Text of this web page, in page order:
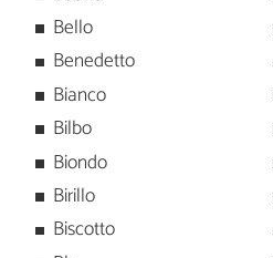
Bello
Benedetto
Bianco
Bilbo
Biondo
Birillo
Biscotto